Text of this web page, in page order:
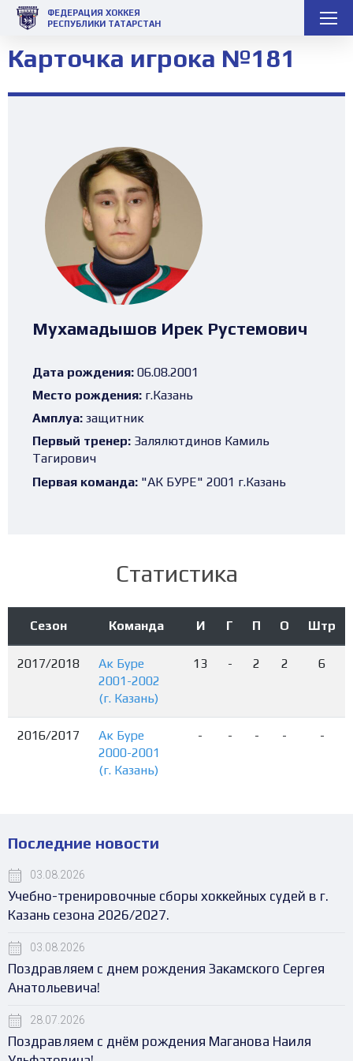
ФЕДЕРАЦИЯ ХОККЕЯ
РЕСПУБЛИКИ ТАТАРСТАН
Карточка игрока №181
Мухамадышов Ирек Рустемович
Дата рождения: 06.08.2001
Место рождения: г.Казань
Амплуа: защитник
Первый тренер: Залялютдинов Камиль
Тагирович
Первая команда: "АК БУРЕ" 2001 г.Казань
Статистика
Сезон Команда И Г П О Штр
2017/2018
Ак Буре
2001-2002
(г. Казань)
13 - 2 2 6
2016/2017
Ак Буре
2000-2001
(г. Казань)
- - - - -
Последние новости
03.08.2026
Учебно-тренировочные сборы хоккейных судей в г.
Казань сезона 2026/2027.
03.08.2026
Поздравляем с днем рождения Закамского Сергея
Анатольевича!
28.07.2026
Поздравляем с днём рождения Маганова Наиля